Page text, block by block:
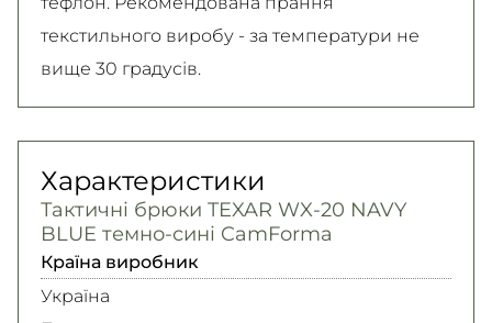
текстильного виробу - за температури не
вище 30 градусів.
Характеристики
Тактичні брюки TEXAR WX-20 NAVY
BLUE темно-сині CamForma
Країна виробник
Україна